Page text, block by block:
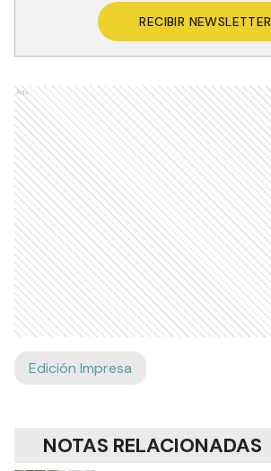
RECIBIR NEWSLETTER
Ads
Edición Impresa
NOTAS RELACIONADAS